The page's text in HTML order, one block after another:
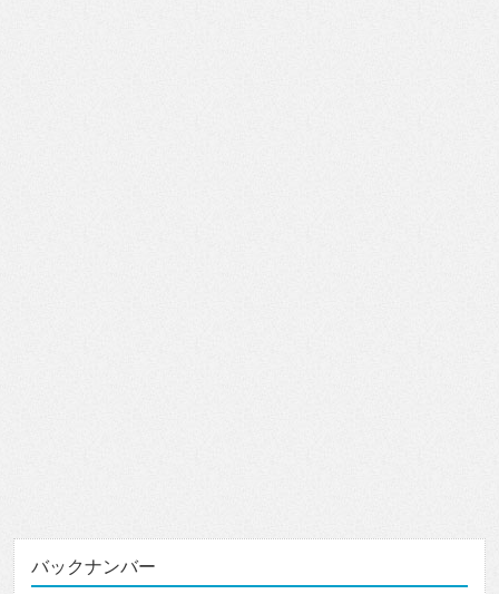
バックナンバー